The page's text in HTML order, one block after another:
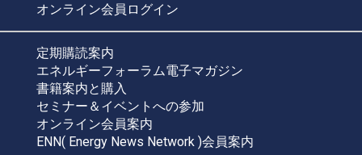
オンライン会員ログイン
定期購読案内
エネルギーフォーラム電子マガジン
書籍案内と購入
セミナー＆イベントへの参加
オンライン会員案内
ENN( Energy News Network )会員案内